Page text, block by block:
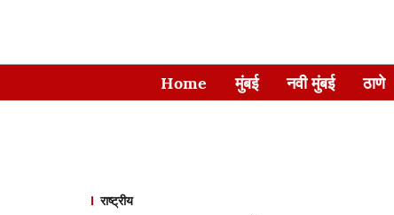
Home मुंबई नवी मुंबई ठाणे
राष्ट्रीय